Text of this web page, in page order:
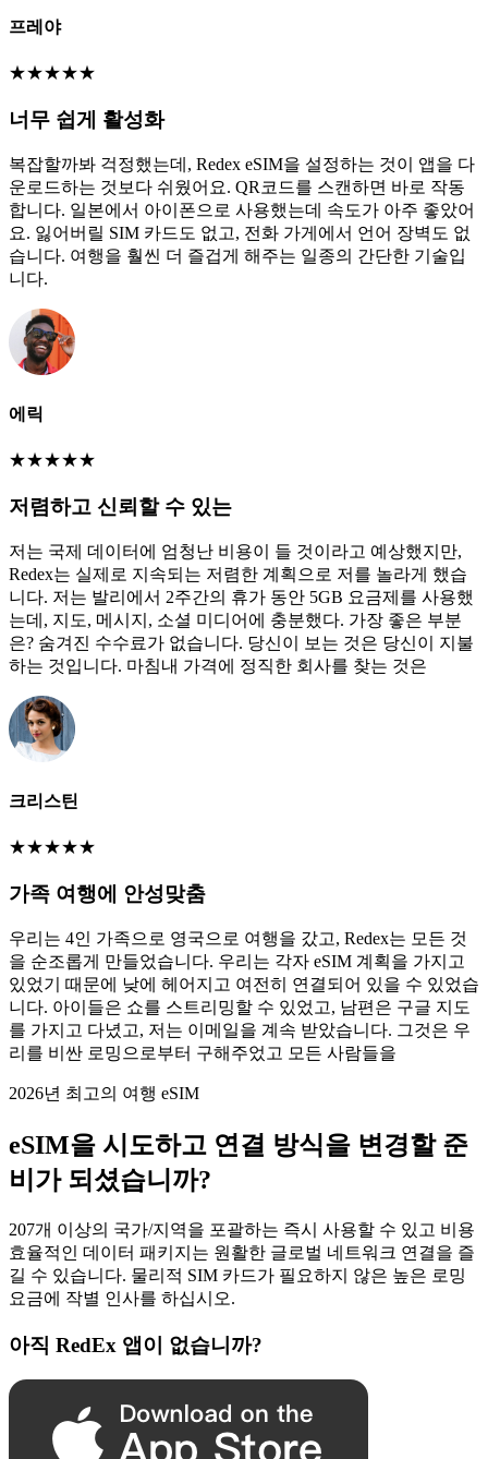
프레야
★★★★★
너무 쉽게 활성화
복잡할까봐 걱정했는데, Redex eSIM을 설정하는 것이 앱을 다
운로드하는 것보다 쉬웠어요. QR코드를 스캔하면 바로 작동
합니다. 일본에서 아이폰으로 사용했는데 속도가 아주 좋았어
요. 잃어버릴 SIM 카드도 없고, 전화 가게에서 언어 장벽도 없
습니다. 여행을 훨씬 더 즐겁게 해주는 일종의 간단한 기술입
니다.
에릭
★★★★★
저렴하고 신뢰할 수 있는
저는 국제 데이터에 엄청난 비용이 들 것이라고 예상했지만,
Redex는 실제로 지속되는 저렴한 계획으로 저를 놀라게 했습
니다. 저는 발리에서 2주간의 휴가 동안 5GB 요금제를 사용했
는데, 지도, 메시지, 소셜 미디어에 충분했다. 가장 좋은 부분
은? 숨겨진 수수료가 없습니다. 당신이 보는 것은 당신이 지불
하는 것입니다. 마침내 가격에 정직한 회사를 찾는 것은
크리스틴
★★★★★
가족 여행에 안성맞춤
우리는 4인 가족으로 영국으로 여행을 갔고, Redex는 모든 것
을 순조롭게 만들었습니다. 우리는 각자 eSIM 계획을 가지고
있었기 때문에 낮에 헤어지고 여전히 연결되어 있을 수 있었습
니다. 아이들은 쇼를 스트리밍할 수 있었고, 남편은 구글 지도
를 가지고 다녔고, 저는 이메일을 계속 받았습니다. 그것은 우
리를 비싼 로밍으로부터 구해주었고 모든 사람들을
2026년 최고의 여행 eSIM
eSIM을 시도하고 연결 방식을 변경할 준
비가 되셨습니까?
207개 이상의 국가/지역을 포괄하는 즉시 사용할 수 있고 비용
효율적인 데이터 패키지는 원활한 글로벌 네트워크 연결을 즐
길 수 있습니다. 물리적 SIM 카드가 필요하지 않은 높은 로밍
요금에 작별 인사를 하십시오.
아직 RedEx 앱이 없습니까?